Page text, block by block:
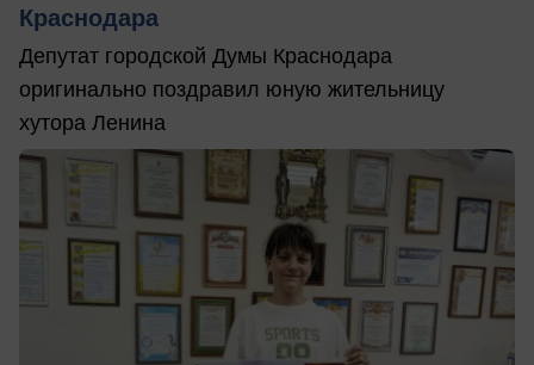
Краснодара
Депутат городской Думы Краснодара
оригинально поздравил юную жительницу
хутора Ленина